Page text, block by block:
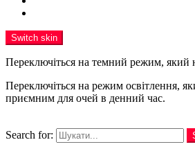
Switch skin
Переключіться на темний режим, який
Переключіться на режим освітлення,
приємним для очей в денний час.
Search for: